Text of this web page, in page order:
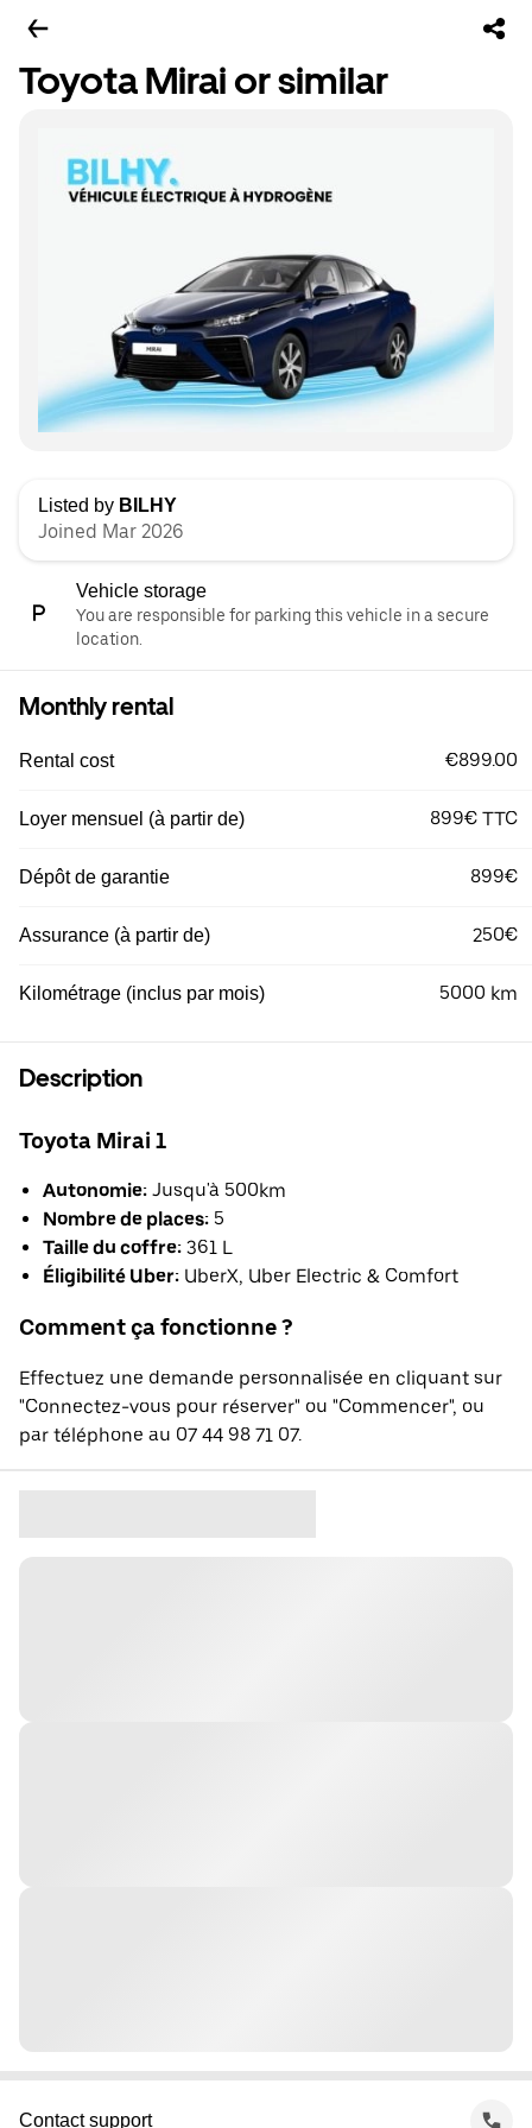
Toyota Mirai or similar
Listed by BILHY
Joined Mar 2026
Vehicle storage
You are responsible for parking this vehicle in a secure
location.
Monthly rental
Rental cost €899.00
Loyer mensuel (à partir de) 899€ TTC
Dépôt de garantie 899€
Assurance (à partir de) 250€
Kilométrage (inclus par mois) 5000 km
Description
Toyota Mirai 1
Autonomie: Jusqu'à 500km
Nombre de places: 5
Taille du coffre: 361 L
Éligibilité Uber: UberX, Uber Electric & Comfort
Comment ça fonctionne ?
Effectuez une demande personnalisée en cliquant sur
"Connectez-vous pour réserver" ou "Commencer", ou
par téléphone au 07 44 98 71 07.
Contact support